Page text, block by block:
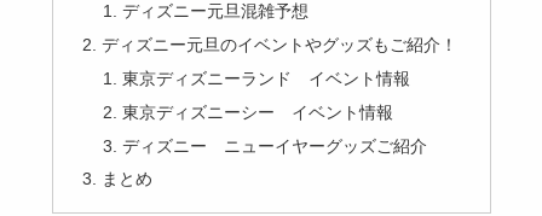
ディズニー元旦混雑予想
ディズニー元旦のイベントやグッズもご紹介！
東京ディズニーランド イベント情報
東京ディズニーシー イベント情報
ディズニー ニューイヤーグッズご紹介
まとめ